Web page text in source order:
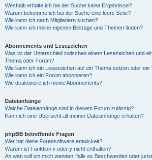
Weshalb erhalte ich bei der Suche keine Ergebnisse?
Warum bekomme ich bei der Suche eine leere Seite?
Wie kann ich nach Mitgliedern suchen?
Wie kann ich meine eigenen Beiträge und Themen finden?
Abonnements und Lesezeichen
Was ist der Unterschied zwischen einem Lesezeichen und
Thema oder Forum?
Wie kann ich ein Lesezeichen auf ein Thema setzen oder ein
Wie kann ich ein Forum abonnieren?
Wie deaktiviere ich meine Abonnements?
Dateianhänge
Welche Dateianhänge sind in diesem Forum zulässig?
Kann ich eine Übersicht all meiner Dateianhänge erhalten?
phpBB betreffende Fragen
Wer hat diese Forensoftware entwickelt?
Warum ist Funktion x oder y nicht enthalten?
An wen soll ich mich wenden, falls es Beschwerden oder